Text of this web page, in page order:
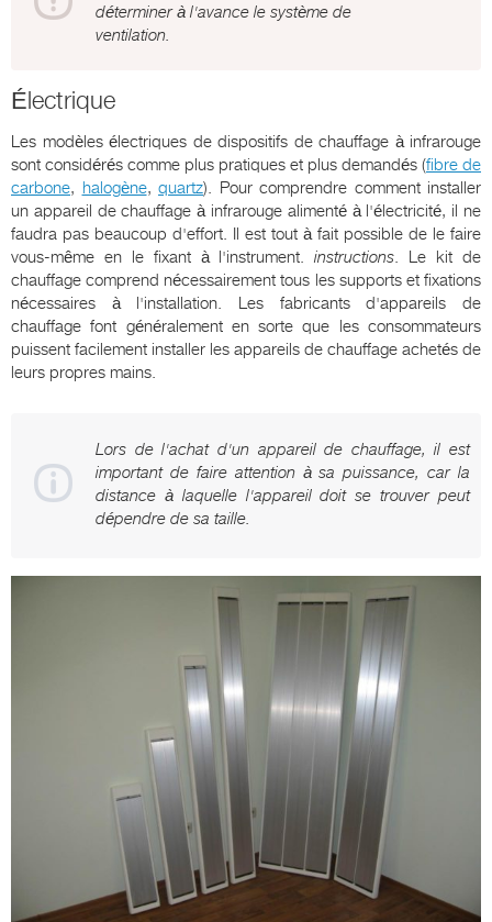
déterminer à l'avance le système de
ventilation.
Électrique
Les modèles électriques de dispositifs de chauffage à infrarouge
sont considérés comme plus pratiques et plus demandés (fibre de
carbone, halogène, quartz). Pour comprendre comment installer
un appareil de chauffage à infrarouge alimenté à l'électricité, il ne
faudra pas beaucoup d'effort. Il est tout à fait possible de le faire
vous-même en le fixant à l'instrument.instructions . Le kit de
chauffage comprend nécessairement tous les supports et fixations
nécessaires à l'installation. Les fabricants d'appareils de
chauffage font généralement en sorte que les consommateurs
puissent facilement installer les appareils de chauffage achetés de
leurs propres mains.
Lors de l'achat d'un appareil de chauffage, il est
important de faire attention à sa puissance, car la
distance à laquelle l'appareil doit se trouver peut
dépendre de sa taille.